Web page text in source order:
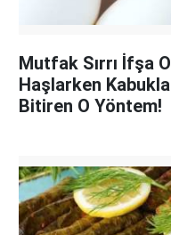
Mutfak Sırrı İfşa
Haşlarken
Bitiren O Yöntem!